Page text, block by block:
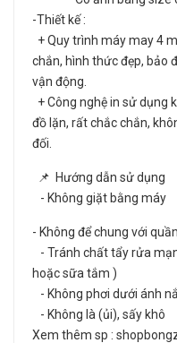
-Thiết kế :
+ Quy trình máy may 4
chắn, hình thức đẹp, bảo
vận động.
+ Công nghệ in sử dụng
đồ lặn, rất chắc chắn,
đối.
📌 Hướng dẫn sử dụng
- Không giặt bằng máy
- Không để chung với
- Tránh chất tẩy rửa
hoặc sữa tắm )
- Không phơi dưới ánh
- Không là (ủi), sấy khô
Xem thêm sp :